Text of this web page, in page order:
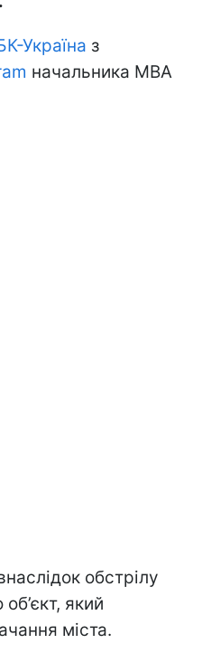
Україна з
начальника МВА
обстрілу
який
міста.